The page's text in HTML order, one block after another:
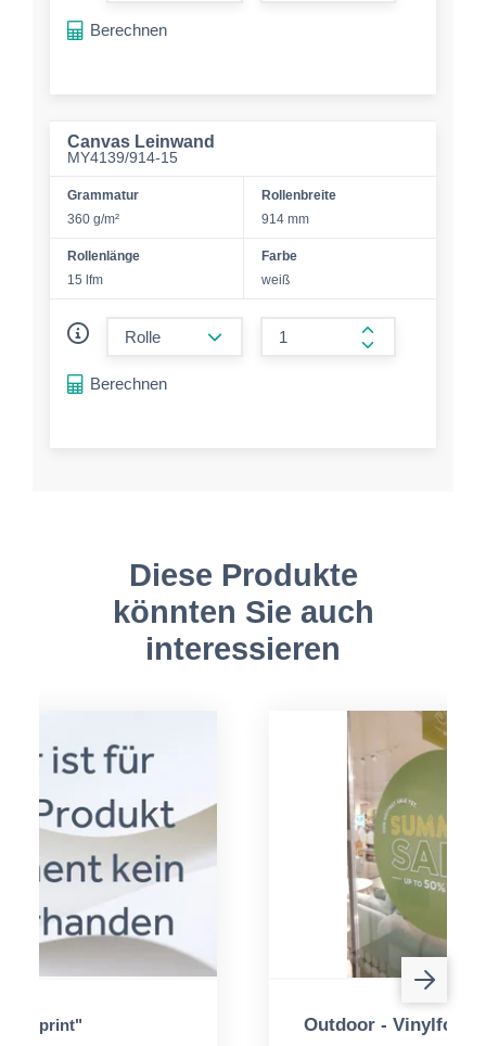
Berechnen
Canvas Leinwand
MY4139/914-15
Grammatur
360 g/m²
Rollenbreite
914 mm
Rollenlänge
15 lfm
Farbe
weiß
form.increase-
Berechnen
Diese Produkte
könnten Sie auch
interessieren
Outdoor - Vinylfolie